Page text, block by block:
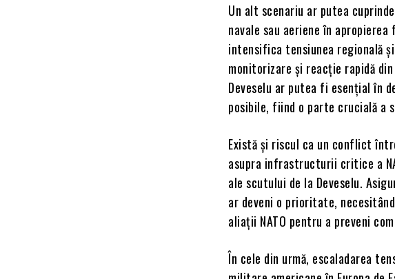
Un alt scenariu ar putea
navale sau aeriene în
intensifica tensiunea regională
monitorizare și reacție rapidă
Deveselu ar putea fi esențial în
posibile, fiind o parte crucială a
Există și riscul ca un conflict
asupra infrastructurii critice a
ale scutului de la Deveselu.
ar deveni o prioritate,
aliații NATO pentru a preveni
În cele din urmă, escaladarea